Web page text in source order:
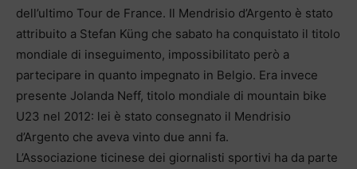
dell’ultimo Tour de France. Il Mendrisio d’Argento è stato
attribuito a Stefan Küng che sabato ha conquistato il titolo
mondiale di inseguimento, impossibilitato però a
partecipare in quanto impegnato in Belgio. Era invece
presente Jolanda Neff, titolo mondiale di mountain bike
U23 nel 2012: lei è stato consegnato il Mendrisio
d’Argento che aveva vinto due anni fa.
L’Associazione ticinese dei giornalisti sportivi ha da parte